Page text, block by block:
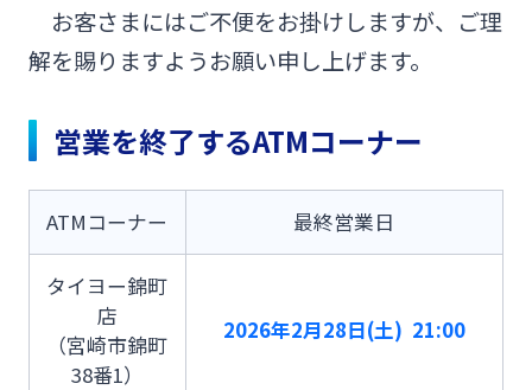
みやぎんMikatanoシリーズ
ログオン
よくあるご質問
English
お客さまにはご不便をお掛けしますが、ご理
解を賜りますようお願い申し上げます。
営業を終了するATMコーナー
ATMコーナー 最終営業日
タイヨー錦町
店
（宮崎市錦町
38番1）
2026年2月28日(土) 21:00